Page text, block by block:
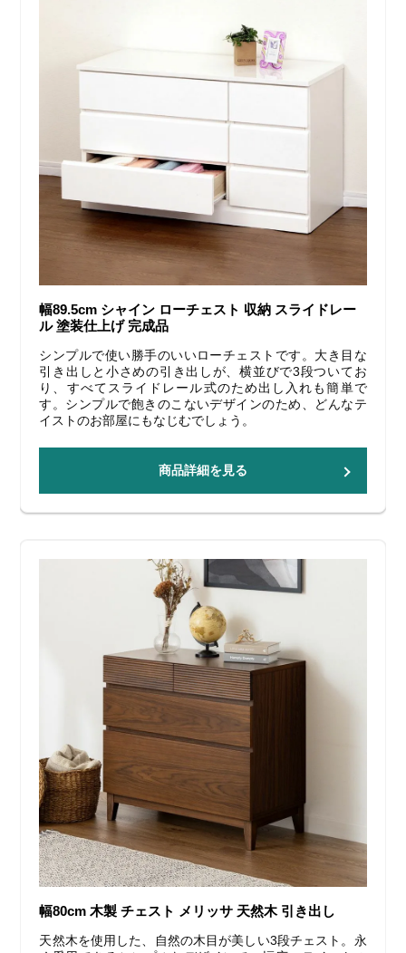
幅89.5cm シャイン ローチェスト 収納 スライドレー
ル 塗装仕上げ 完成品
シンプルで使い勝手のいいローチェストです。大き目な
引き出しと小さめの引き出しが、横並びで3段ついてお
り、すべてスライドレール式のため出し入れも簡単で
す。シンプルで飽きのこないデザインのため、どんなテ
イストのお部屋にもなじむでしょう。
商品詳細を見る
幅80cm 木製 チェスト メリッサ 天然木 引き出し
天然木を使用した、自然の木目が美しい3段チェスト。永